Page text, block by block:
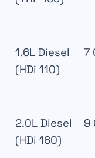
1.6L Diesel
(HDi 110)
7
2.0L Diesel
(HDi 160)
9